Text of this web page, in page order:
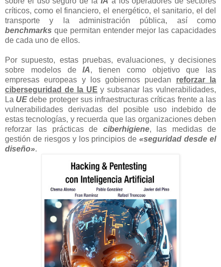
críticos, como el financiero, el energético, el sanitario, el del
transporte y la administración pública, así como
benchmarks que permitan entender mejor las capacidades
de cada uno de ellos.
Por supuesto, estas pruebas, evaluaciones, y decisiones
sobre modelos deIA, tienen como objetivo que las
empresas europeas y los gobiernos puedan reforzar la
ciberseguridad de la UE y subsanar las vulnerabilidades,
La UE debe proteger sus infraestructuras críticas frente a las
vulnerabilidades derivadas del posible uso indebido de
estas tecnologías, y recuerda que las organizaciones deben
reforzar las prácticas de ciberhigiene, las medidas de
gestión de riesgos y los principios de«seguridad desde el
diseño».